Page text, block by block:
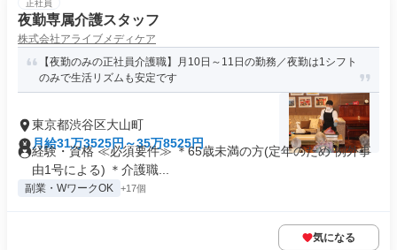
正社員
夜勤専属介護スタッフ
株式会社アライブメディケア
【夜勤のみの正社員介護職】月10日～11日の勤務／夜勤は1シフト
のみで生活リズムも安定です
東京都渋谷区大山町
月給31万3525円～35万8525円
経験・資格 ≪必須要件≫ ＊65歳未満の方(定年のため 例外事
由1号による) ＊介護職...
副業・WワークOK +17個
気になる